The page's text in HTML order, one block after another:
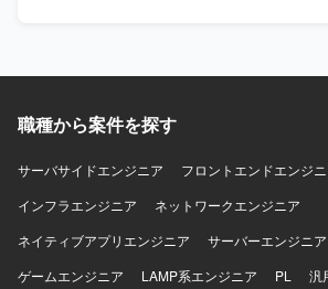
待できるポジションです。 【開発環境】 OS：Windows
Server 運用・監視：JP1（Base、AJS3、
HULFT バックアップ：Windows標準、
職種から案件を探す
サーバサイドエンジニア
フロントエンドエンジ
インフラエンジニア
ネットワークエンジニア
ネイティブアプリエンジニア
サーバーエンジニア
ゲームエンジニア
LAMP系エンジニア PL 汎